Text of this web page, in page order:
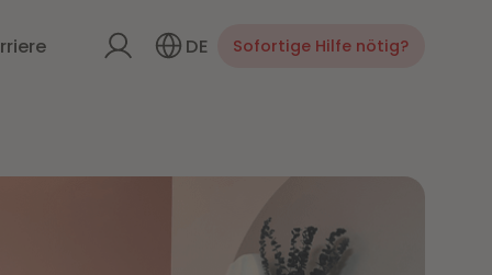
DE Sofortige Hilfe nötig?